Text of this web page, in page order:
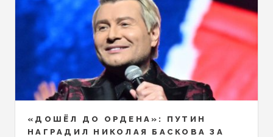
«ДОШЁЛ ДО ОРДЕНА»: ПУТИН
НАГРАДИЛ НИКОЛАЯ БАСКОВА ЗА